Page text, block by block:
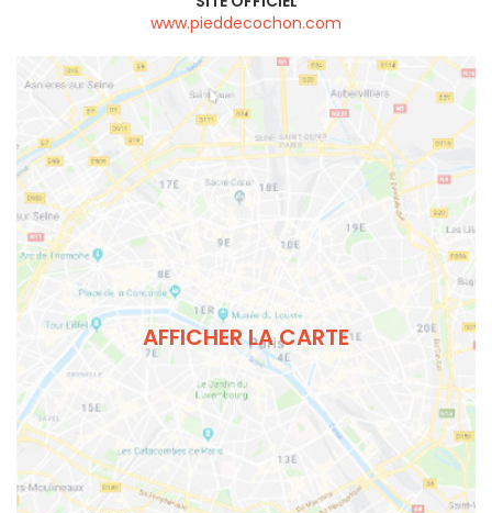
www.pieddecochon.com
AFFICHER LA CARTE